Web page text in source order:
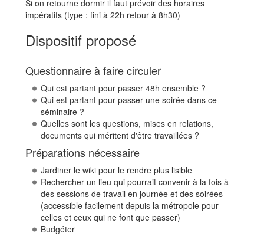
Si on retourne dormir il faut prévoir des horaires
impératifs (type : fini à 22h retour à 8h30)
Dispositif proposé
Questionnaire à faire circuler
Qui est partant pour passer 48h ensemble ?
Qui est partant pour passer une soirée dans ce
séminaire ?
Quelles sont les questions, mises en relations,
documents qui méritent d'être travaillées ?
Préparations nécessaire
Jardiner le wiki pour le rendre plus lisible
Rechercher un lieu qui pourrait convenir à la fois à
des sessions de travail en journée et des soirées
(accessible facilement depuis la métropole pour
celles et ceux qui ne font que passer)
Budgéter